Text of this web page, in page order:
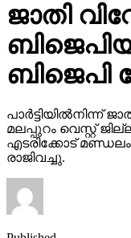
ജാതി
ബിജെപി
പാര്‍ട്ടിയില്‍നിന്ന്
മലപ്പുറം വെസ്റ്റ്
എടരിക്കോട്
രാജിവച്ചു.